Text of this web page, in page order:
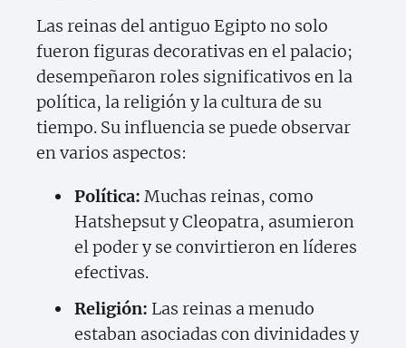
Las reinas del antiguo Egipto no solo
fueron figuras decorativas en el palacio;
desempeñaron roles significativos en la
política, la religión y la cultura de su
tiempo. Su influencia se puede observar
en varios aspectos:
Política: Muchas reinas, como
Hatshepsut y Cleopatra, asumieron
el poder y se convirtieron en líderes
efectivas.
Religión: Las reinas a menudo
estaban asociadas con divinidades y